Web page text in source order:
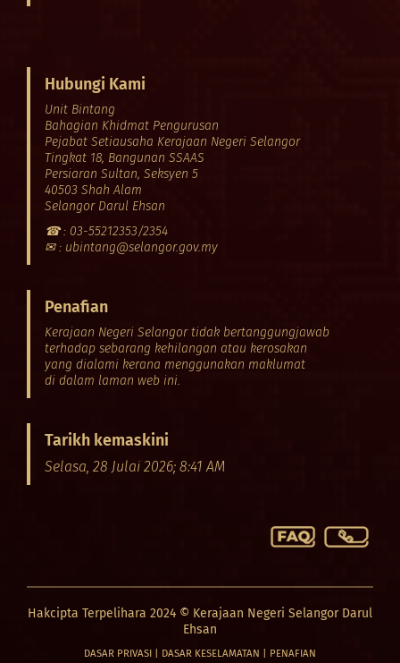
Hubungi Kami
Unit Bintang
Bahagian Khidmat Pengurusan
Pejabat Setiausaha Kerajaan Negeri Selangor
Tingkat 18, Bangunan SSAAS
Persiaran Sultan, Seksyen 5
40503 Shah Alam
Selangor Darul Ehsan
☎ : 03-55212353/2354
✉ : ubintang@selangor.gov.my
Penafian
Kerajaan Negeri Selangor tidak bertanggungjawab
terhadap sebarang kehilangan atau kerosakan
yang dialami kerana menggunakan maklumat
di dalam laman web ini.
Tarikh kemaskini
Selasa, 28 Julai 2026; 8:41 AM
Hakcipta Terpelihara 2024 © Kerajaan Negeri Selangor Darul
Ehsan
DASAR PRIVASI DASAR KESELAMATAN PENAFIAN